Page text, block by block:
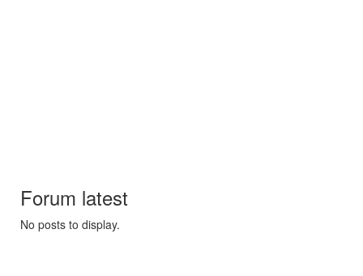
Forum latest
No posts to display.